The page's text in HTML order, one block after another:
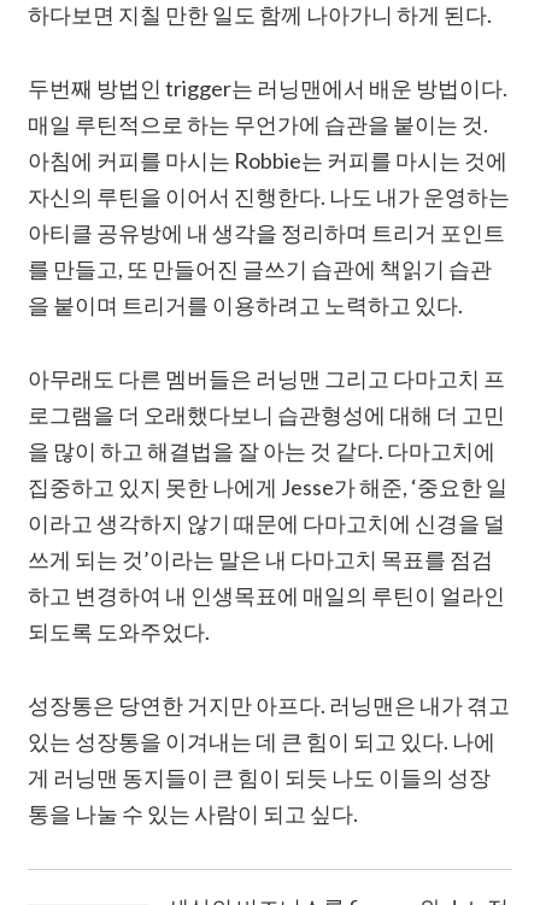
하다보면 지칠 만한 일도 함께 나아가니 하게 된다.
두번째 방법인 trigger는 러닝맨에서 배운 방법이다.
매일 루틴적으로 하는 무언가에 습관을 붙이는 것.
아침에 커피를 마시는 Robbie는 커피를 마시는 것에
자신의 루틴을 이어서 진행한다. 나도 내가 운영하는
아티클 공유방에 내 생각을 정리하며 트리거 포인트
를 만들고, 또 만들어진 글쓰기 습관에 책읽기 습관
을 붙이며 트리거를 이용하려고 노력하고 있다.
아무래도 다른 멤버들은 러닝맨 그리고 다마고치 프
로그램을 더 오래했다보니 습관형성에 대해 더 고민
을 많이 하고 해결법을 잘 아는 것 같다. 다마고치에
집중하고 있지 못한 나에게 Jesse가 해준, ‘중요한 일
이라고 생각하지 않기 때문에 다마고치에 신경을 덜
쓰게 되는 것’이라는 말은 내 다마고치 목표를 점검
하고 변경하여 내 인생목표에 매일의 루틴이 얼라인
되도록 도와주었다.
성장통은 당연한 거지만 아프다. 러닝맨은 내가 겪고
있는 성장통을 이겨내는 데 큰 힘이 되고 있다. 나에
게 러닝맨 동지들이 큰 힘이 되듯 나도 이들의 성장
통을 나눌 수 있는 사람이 되고 싶다.